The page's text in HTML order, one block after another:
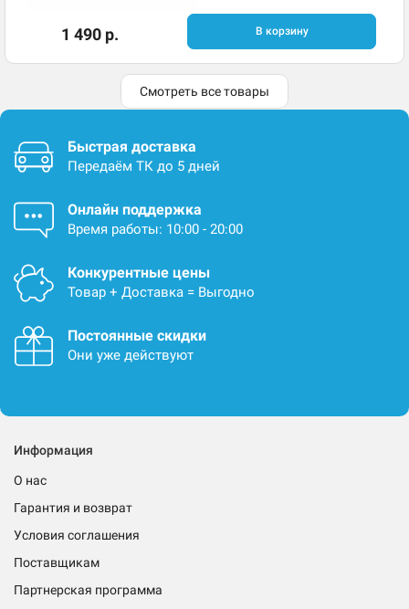
1 490 р. В корзину
Смотреть все товары
Быстрая доставка
Передаём ТК до 5 дней
Онлайн поддержка
Время работы: 10:00 - 20:00
Конкурентные цены
Товар + Доставка = Выгодно
Постоянные скидки
Они уже действуют
Информация
О нас
Гарантия и возврат
Условия соглашения
Поставщикам
Партнерская программа